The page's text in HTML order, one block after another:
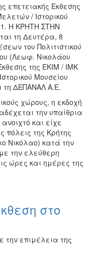
επετειακής Έκθεσης
/ Ιστορικού
Η ΚΡΗΤΗ ΣΤΗΝ
τη Δευτέρα, 8
του Πολιτιστικού
(Λεωφ. Νικολάου
της ΕΚΙΜ / ΙΜΚ
Μουσείου
τη ΔΕΠΑΝΑΛ Α.Ε.
χώρους, η εκδοχή
την υπαίθρια
και είχε
πόλεις της Κρήτης
Νικόλαο) κατά την
την ελεύθερη
ώρες και ημέρες της
στο
επιμέλεια της